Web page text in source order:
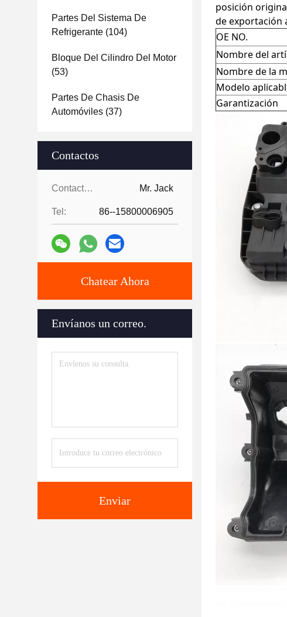
Partes Del Sistema De
Refrigerante (104)
Bloque Del Cilindro Del Motor
(53)
Partes De Chasis De
Automóviles (37)
Contactos
Contactos: Mr. Jack
Tel: 86--15800006905
Chatear Ahora
Envíanos un correo.
Enviar
posición
de exportación
OE NO.
Nombre del
Nombre de la
Modelo
Garantización